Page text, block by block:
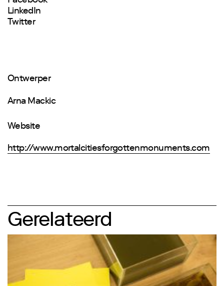
LinkedIn
Twitter
Ontwerper
Arna Mackic
Website
http://www.mortalcitiesforgottenmonuments.com
Gerelateerd